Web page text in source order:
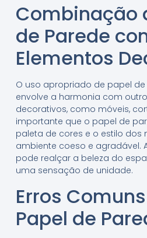
Combinação
de Parede
Elementos
O uso apropriado de papel
envolve a harmonia com
decorativos, como móveis,
importante que o papel de
paleta de cores e o estilo dos
ambiente coeso e agradável.
pode realçar a beleza do
uma sensação de unidade.
Erros
Papel de